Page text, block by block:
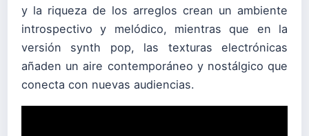
y la riqueza de los arreglos crean un ambiente
introspectivo y melódico, mientras que en la
versión synth pop, las texturas electrónicas
añaden un aire contemporáneo y nostálgico que
conecta con nuevas audiencias.